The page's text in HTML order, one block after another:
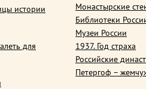
истории
для
Монастырские
Библиотеки
Музеи России
1937. Год страха
Российские
Петергоф –